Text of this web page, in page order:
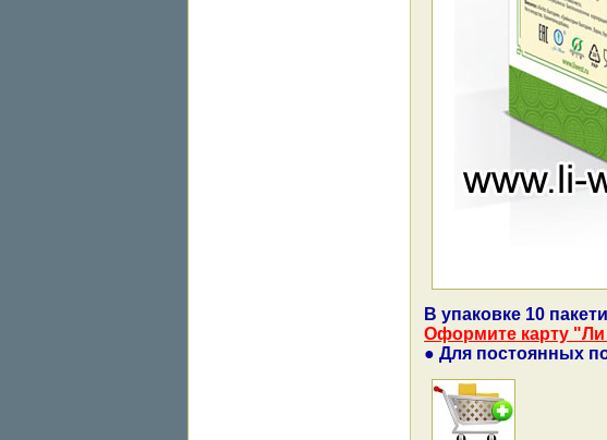
В упаковке 10
Оформите карту "Ли
● Для постоянных